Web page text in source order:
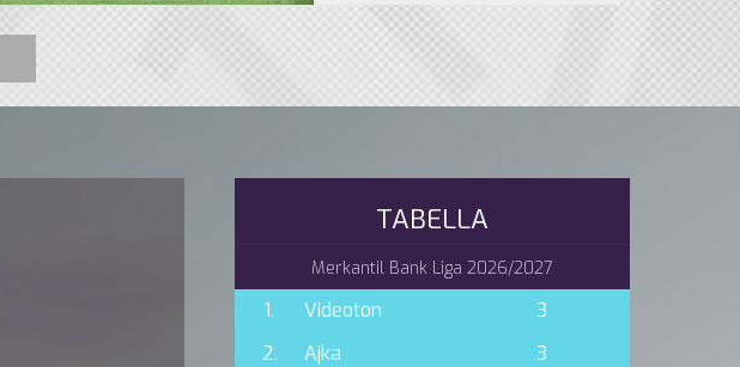
TABELLA
Merkantil Bank Liga 2026/2027
1. Videoton
3
2.
Ajka
3